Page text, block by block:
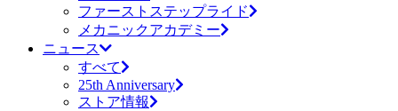
ファーストステップライド
メカニックアカデミー
ニュース
すべて
25th Anniversary
ストア情報